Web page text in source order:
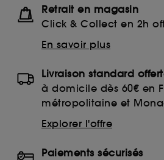
Retrait en magasin
Click & Collect en 2h
En savoir plus
Livraison standard
à domicile dès 60€ en
métropolitaine et
Explorer l'offre
Paiements sécurisés